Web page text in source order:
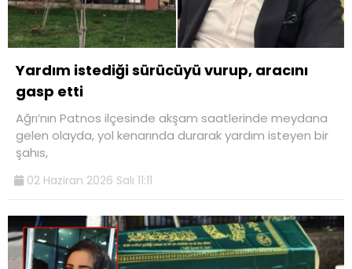
Yardım istediği sürücüyü vurup, aracını
gasp etti
Ağrı’nın Patnos ilçesinde akşam saatlerinde meydana
gelen olayda, yol kenarında durarak yardım isteyen bir
şahıs,
02 Haziran 2026 Salı 11:11